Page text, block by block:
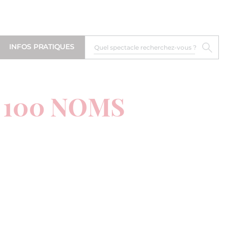
INFOS PRATIQUES
NOMS